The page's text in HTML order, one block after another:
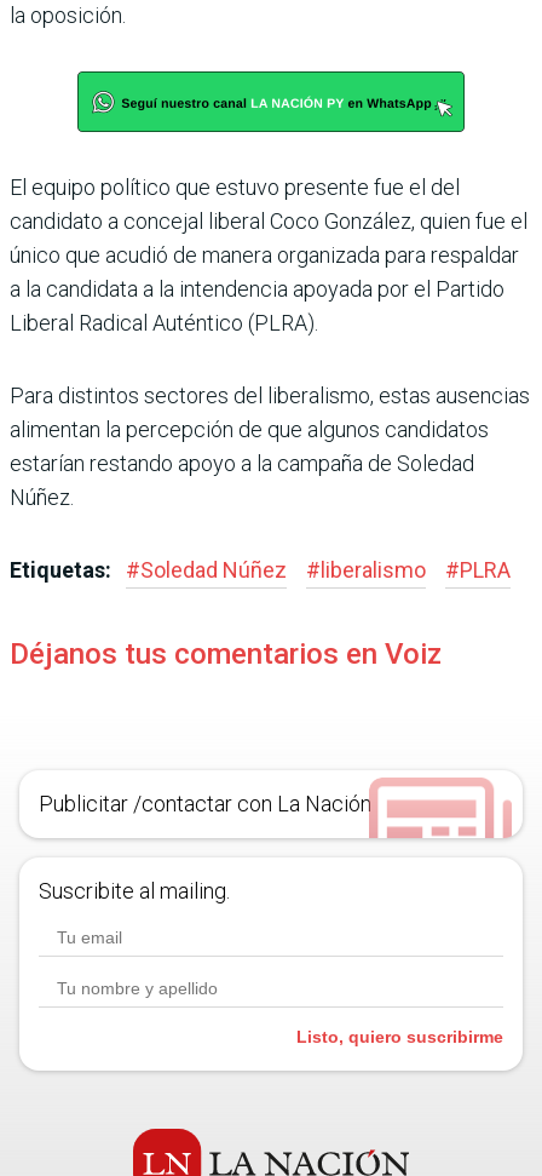
la oposición.
El equipo político que estuvo presente fue el del
candidato a concejal liberal Coco González, quien fue el
único que acudió de manera organizada para respaldar
a la candidata a la intendencia apoyada por el Partido
Libe­ral Radical Auténtico (PLRA).
Para distintos sectores del liberalismo, estas ausencias
alimentan la percepción de que algunos candidatos
esta­rían restando apoyo a la cam­paña de Soledad
Núñez.
Etiquetas: #Soledad Núñez # liberalismo #PLRA
Déjanos tus comentarios en Voiz
Publicitar /contactar con La Nación
Suscribite al mailing.
Listo, quiero suscribirme